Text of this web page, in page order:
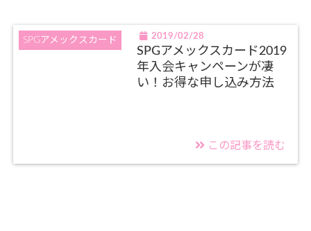
SPGアメックスカード 2019/02/28
SPGアメックスカード2019
年入会キャンペーンが凄
い！お得な申し込み方法
この記事を読む